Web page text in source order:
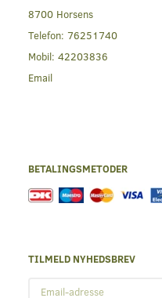
8700 Horsens
Telefon: 76251740
Mobil: 42203836
Email
BETALINGSMETODER
TILMELD NYHEDSBREV